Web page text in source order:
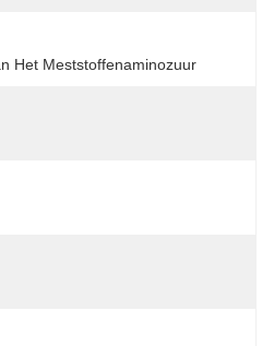
Het Meststoffenaminozuur